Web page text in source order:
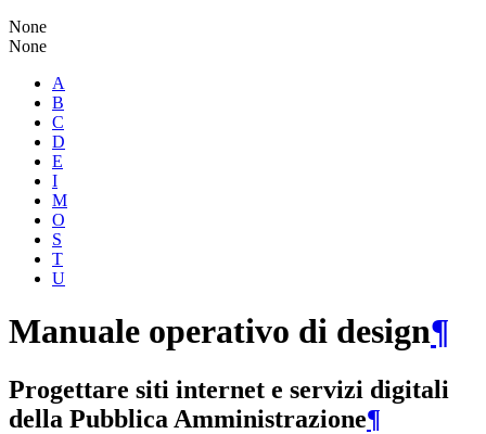
None
None
A
B
C
D
E
I
M
O
S
T
U
Manuale operativo di design¶
Progettare siti internet e servizi digitali
della Pubblica Amministrazione¶